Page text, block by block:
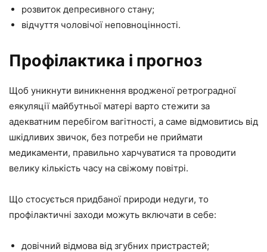
розвиток депресивного стану;
відчуття чоловічої неповноцінності.
Профілактика і прогноз
Щоб уникнути виникнення вродженої ретроградної
еякуляції майбутньої матері варто стежити за
адекватним перебігом вагітності, а саме відмовитись від
шкідливих звичок, без потреби не приймати
медикаменти, правильно харчуватися та проводити
велику кількість часу на свіжому повітрі.
Що стосується придбаної природи недуги, то
профілактичні заходи можуть включати в себе:
довічний відмова від згубних пристрастей;